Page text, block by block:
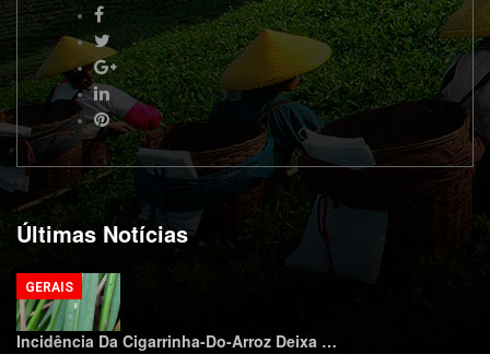
Últimas Notícias
Incidência Da Cigarrinha-Do-Arroz Deixa …
GERAIS